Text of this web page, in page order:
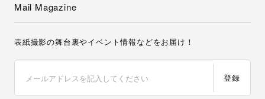
Mail Magazine
表紙撮影の舞台裏やイベント情報などをお届け！
登録